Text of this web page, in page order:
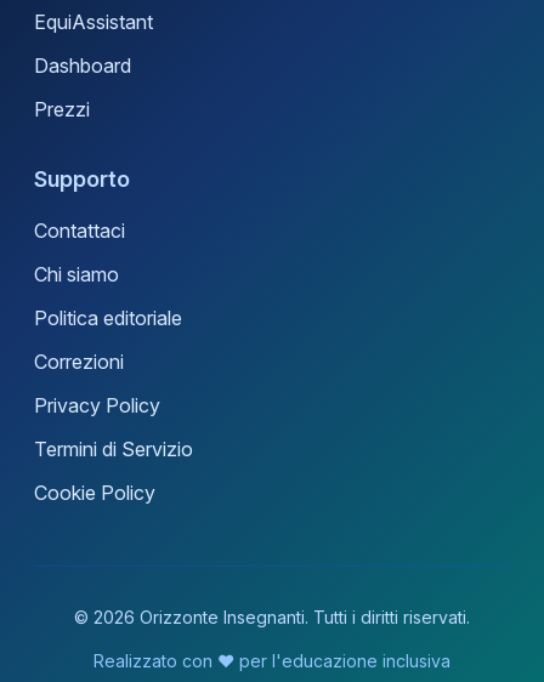
EquiAssistant
Dashboard
Prezzi
Supporto
Contattaci
Chi siamo
Politica editoriale
Correzioni
Privacy Policy
Termini di Servizio
Cookie Policy
© 2026 Orizzonte Insegnanti. Tutti i diritti riservati.
Realizzato con ❤️ per l'educazione inclusiva